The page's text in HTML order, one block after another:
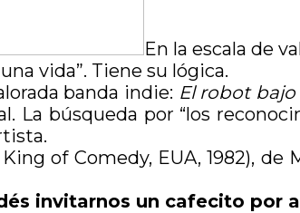
En la escala de
vida”. Tiene su lógica.
banda indie: El robot bajo
La búsqueda por “los
of Comedy, EUA, 1982),
invitarnos un cafecito por